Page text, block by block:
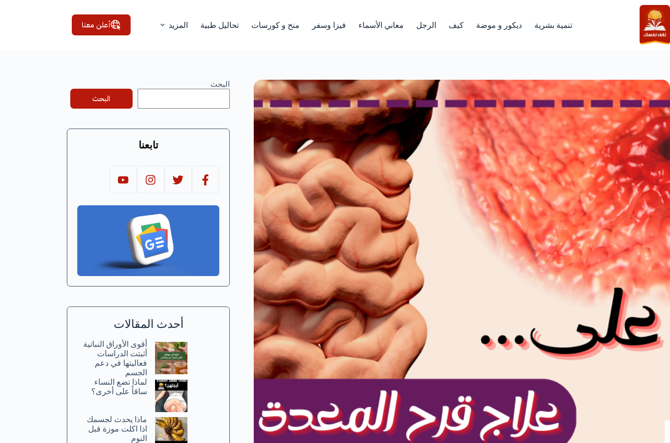
التجاوز
إلى
المحتوى
تنمية بشرية ديكور و موضة كيف الرجل معاني الأسماء فيزا وسفر منح و كورسات تحاليل طبية المزيد أعلن معنا
البحث
البحث
تابعنا
أحدث المقالات
أقوى الأوراق النباتية
أثبتت الدراسات
فعاليتها في دعم
الجسم
لماذا تضع النساء
ساقاً على أخرى؟
ماذا يحدث لجسمك
اذا اكلت موزة قبل
النوم